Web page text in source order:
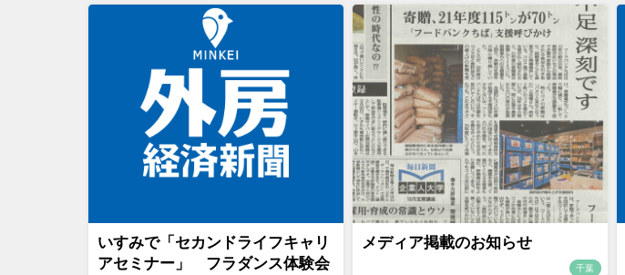
いすみで「セカンドライフキャリ
アセミナー」 フラダンス体験会
メディア掲載のお知らせ
千葉